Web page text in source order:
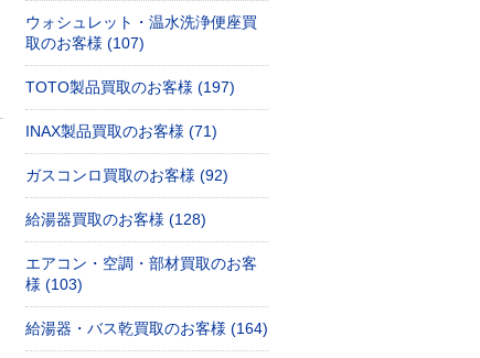
ウォシュレット・温水洗浄便座買
取のお客様 (107)
TOTO製品買取のお客様 (197)
INAX製品買取のお客様 (71)
ガスコンロ買取のお客様 (92)
給湯器買取のお客様 (128)
エアコン・空調・部材買取のお客
様 (103)
給湯器・バス乾買取のお客様 (164)